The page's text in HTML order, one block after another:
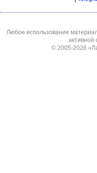
Любое использование
активной
© 2005-2026